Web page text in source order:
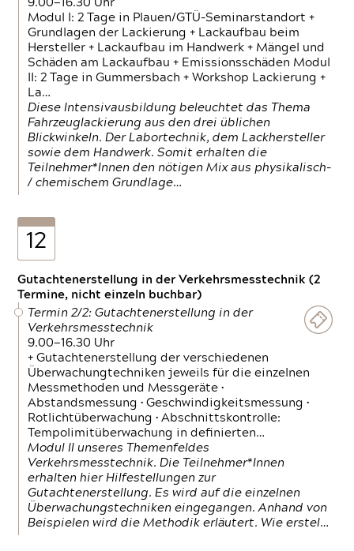
9.00—16.30 Uhr
Modul I: 2 Tage in Plauen/GTÜ-Seminarstandort +
Grundlagen der Lackierung + Lackaufbau beim
Hersteller + Lackaufbau im Handwerk + Mängel und
Schäden am Lackaufbau + Emissionsschäden Modul
II: 2 Tage in Gummersbach + Workshop Lackierung +
La…
Diese Intensivausbildung beleuchtet das Thema
Fahrzeuglackierung aus den drei üblichen
Blickwinkeln. Der Labortechnik, dem Lackhersteller
sowie dem Handwerk. Somit erhalten die
Teilnehmer*Innen den nötigen Mix aus physikalisch-
/ chemischem Grundlage…
12
Gutachtenerstellung in der Verkehrsmesstechnik (2
Termine, nicht einzeln buchbar)
Termin 2/2: Gutachtenerstellung in der
Verkehrsmesstechnik
9.00—16.30 Uhr
+ Gutachtenerstellung der verschiedenen
Überwachungtechniken jeweils für die einzelnen
Messmethoden und Messgeräte •
Abstandsmessung • Geschwindigkeitsmessung •
Rotlichtüberwachung • Abschnittskontrolle:
Tempolimitüberwachung in definierten…
Modul II unseres Themenfeldes
Verkehrsmesstechnik. Die Teilnehmer*Innen
erhalten hier Hilfestellungen zur
Gutachtenerstellung. Es wird auf die einzelnen
Überwachungstechniken eingegangen. Anhand von
Beispielen wird die Methodik erläutert. Wie erstel…